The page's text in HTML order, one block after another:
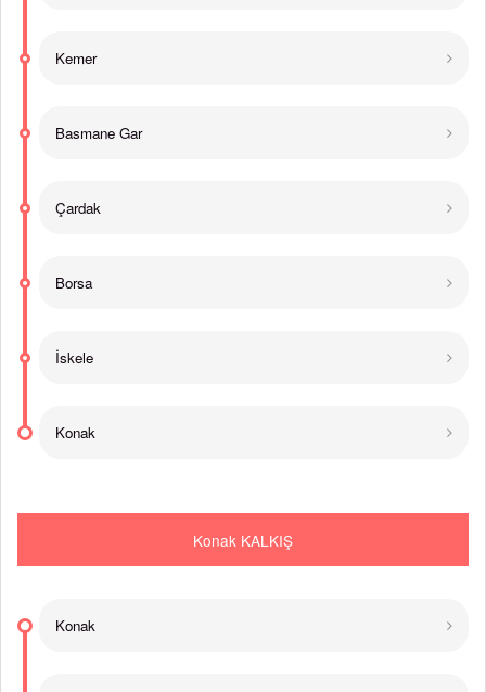
Kemer
Basmane Gar
Çardak
Borsa
İskele
Konak
Konak KALKIŞ
Konak